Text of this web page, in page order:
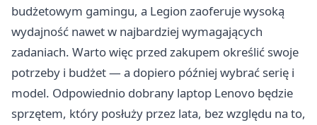
budżetowym gamingu, a Legion zaoferuje wysoką
wydajność nawet w najbardziej wymagających
zadaniach. Warto więc przed zakupem określić swoje
potrzeby i budżet — a dopiero później wybrać serię i
model. Odpowiednio dobrany laptop Lenovo będzie
sprzętem, który posłuży przez lata, bez względu na to,